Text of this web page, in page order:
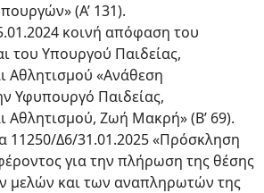
(Α’ 131).
κοινή απόφαση του
του Υπουργού Παιδείας,
Αθλητισμού «Ανάθεση
Υφυπουργό Παιδείας,
Αθλητισμού, Ζωή Μακρή» (Β’ 69).
11250/Δ6/31.01.2025 «Πρόσκληση
για την πλήρωση της θέσης
μελών και των αναπληρωτών της